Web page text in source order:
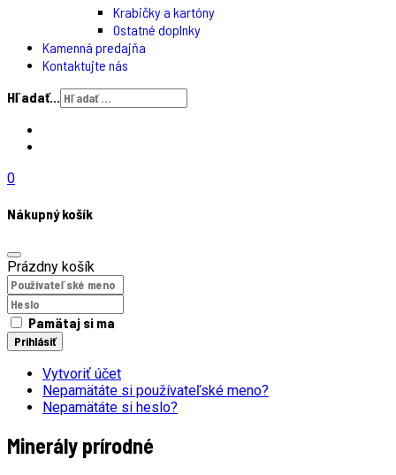
Krabičky a kartóny
Ostatné doplnky
Kamenná predajňa
Kontaktujte nás
Hľadať...
0
Nákupný košík
Prázdny košík
Pamätaj si ma
Prihlásiť
Vytvoriť účet
Nepamätáte si používateľské meno?
Nepamätáte si heslo?
Minerály prírodné